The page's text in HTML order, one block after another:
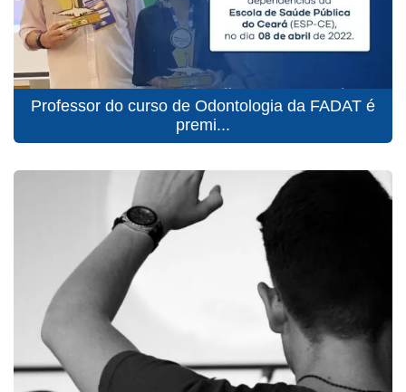
Professor do curso de Odontologia da FADAT é
premi...